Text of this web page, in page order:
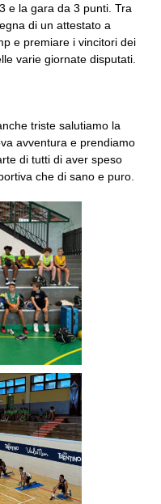
e la gara da 3 punti. Tra
di un attestato a
e premiare i vincitori dei
varie giornate disputati.
triste salutiamo la
avventura e prendiamo
di tutti di aver speso
che di sano e puro.